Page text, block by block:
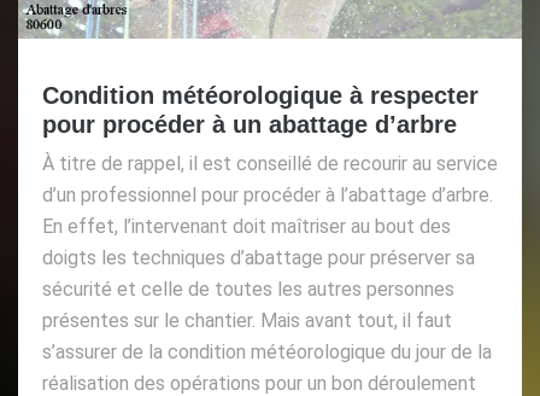
Condition météorologique à respecter
pour procéder à un abattage d’arbre
À titre de rappel, il est conseillé de recourir au service
d’un professionnel pour procéder à l’abattage d’arbre.
En effet, l’intervenant doit maîtriser au bout des
doigts les techniques d’abattage pour préserver sa
sécurité et celle de toutes les autres personnes
présentes sur le chantier. Mais avant tout, il faut
s’assurer de la condition météorologique du jour de la
réalisation des opérations pour un bon déroulement